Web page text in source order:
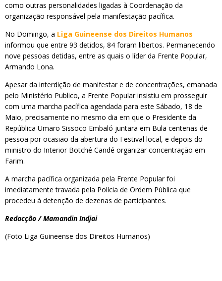
como outras personalidades ligadas à Coordenação da
organização responsável pela manifestação pacífica.
No Domingo, a Liga Guineense dos Direitos Humanos
informou que entre 93 detidos, 84 foram libertos. Permanecendo
nove pessoas detidas, entre as quais o líder da Frente Popular,
Armando Lona.
Apesar da interdição de manifestar e de concentrações, emanada
pelo Ministério Publico, a Frente Popular insistiu em prosseguir
com uma marcha pacífica agendada para este Sábado, 18 de
Maio, precisamente no mesmo dia em que o Presidente da
República Umaro Sissoco Embaló juntara em Bula centenas de
pessoa por ocasião da abertura do Festival local, e depois do
ministro do Interior Botché Candé organizar concentração em
Farim.
A marcha pacífica organizada pela Frente Popular foi
imediatamente travada pela Polícia de Ordem Pública que
procedeu à detenção de dezenas de participantes.
Redacção / Mamandin Indjai
(Foto Liga Guineense dos Direitos Humanos)